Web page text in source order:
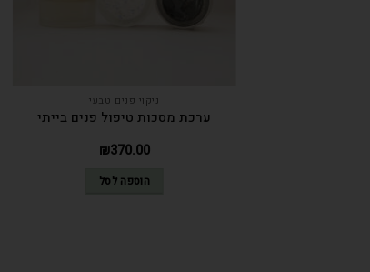
ניקוי פנים טבעי
ערכת מסכות טיפול פנים בייתי
₪370.00
הוספה לסל